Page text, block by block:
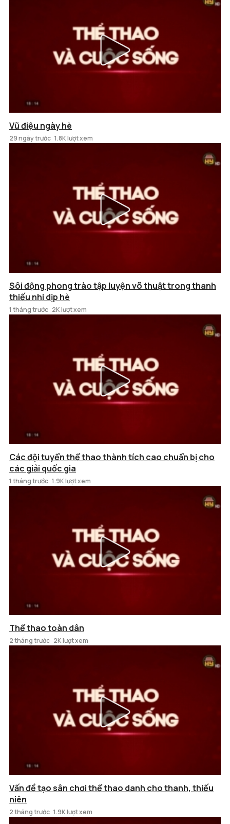
Vũ điệu ngày hè
29 ngày trước 1.8K lượt xem
Sôi động phong trào tập luyện võ thuật trong thanh
thiếu nhi dịp hè
1 tháng trước 2K lượt xem
Các đội tuyển thể thao thành tích cao chuẩn bị cho
các giải quốc gia
1 tháng trước 1.9K lượt xem
Thể thao toàn dân
2 tháng trước 2K lượt xem
Vấn đề tạo sân chơi thể thao danh cho thanh, thiếu
niên
2 tháng trước 1.9K lượt xem